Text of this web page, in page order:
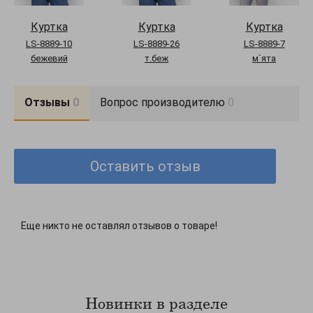
Куртка
LS-8889-10
бежевий
Куртка
LS-8889-26
т.беж
Куртка
LS-8889-7
м`ята
Отзывы 0 Вопрос производителю 0
Оставить отзыв
Еще никто не оставлял отзывов о товаре!
Новинки в разделе